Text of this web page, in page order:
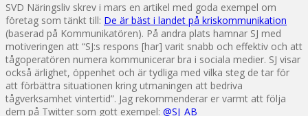
SVD Näringsliv skrev i mars en artikel med goda exempel om
företag som tänkt till: De är bäst i landet på kriskommunikation
(baserad på Kommunikatören). På andra plats hamnar SJ med
motiveringen att “SJ:s respons [har] varit snabb och effektiv och att
tågoperatören numera kommunicerar bra i sociala medier. SJ visar
också ärlighet, öppenhet och är tydliga med vilka steg de tar för
att förbättra situationen kring utmaningen att bedriva
tågverksamhet vintertid”. Jag rekommenderar er varmt att följa
dem på Twitter som gott exempel: @SJ_AB